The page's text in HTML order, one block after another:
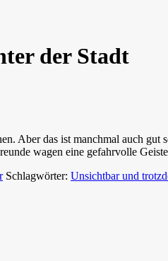
der Stadt
Aber das ist manchmal auch
wagen eine gefahrvolle
Schlagwörter: Unsichtbar und